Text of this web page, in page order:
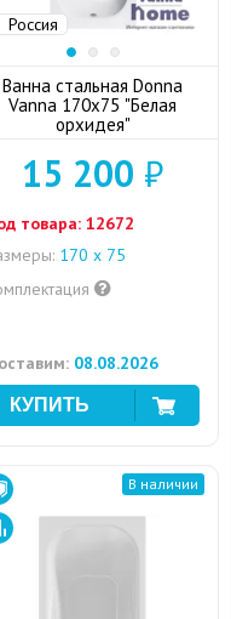
Россия
Ванна стальная Donna
Vanna 170x75 "Белая
орхидея"
15 200 ₽
товара: 12672
170 х 75
08.08.2026
В наличии